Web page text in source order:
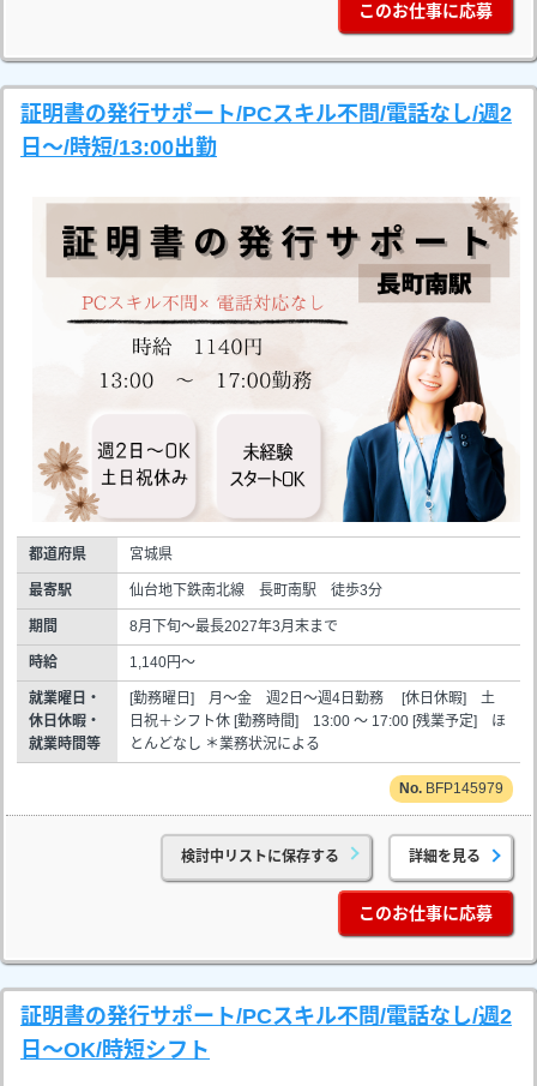
このお仕事に応募
証明書の発行サポート/PCスキル不問/電話なし/週2
日～/時短/13:00出勤
都道府県 宮城県
最寄駅 仙台地下鉄南北線 長町南駅 徒歩3分
期間 8月下旬～最長2027年3月末まで
時給 1,140円～
就業曜日・
休日休暇・
就業時間等
[勤務曜日] 月～金 週2日～週4日勤務 [休日休暇] 土
日祝＋シフト休 [勤務時間] 13:00 ～ 17:00 [残業予定] ほ
とんどなし ＊業務状況による
BFP145979
検討中リストに保存する 詳細を見る
このお仕事に応募
証明書の発行サポート/PCスキル不問/電話なし/週2
日～OK/時短シフト